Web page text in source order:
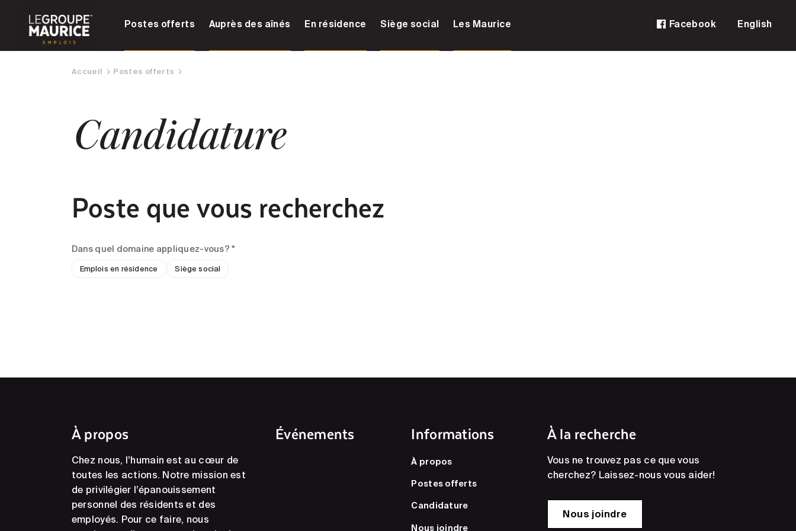
Postes offerts Auprès des aînés En résidence Siège social Les Maurice Facebook English
Accueil Postes offerts
Candidature
Poste que vous recherchez
Dans quel domaine appliquez-vous? *
Emplois en résidence Siège social
À propos
Chez nous, l’humain est au cœur de
toutes les actions. Notre mission est
de privilégier l’épanouissement
personnel des résidents et des
employés. Pour ce faire, nous
Événements Informations
À propos
Postes offerts
Candidature
Nous joindre
À la recherche
Vous ne trouvez pas ce que vous
cherchez? Laissez-nous vous aider!
Nous joindre